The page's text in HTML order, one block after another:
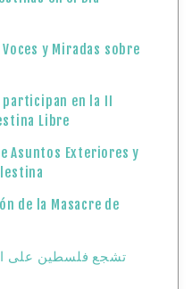
y Miradas sobre
en la II
Libre
Asuntos Exteriores y
de la Masacre de
تشجع فلسطين على